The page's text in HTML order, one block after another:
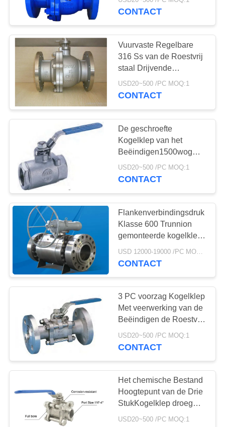
Roestvrij
staalKogelklep
de klep van de
waterpoort
18
de klep van de
roestvrij staalbol
watervleugelklep
staalKogelklep 150LB
CONTACT
Vuurvaste Regelbare
316 Ss van de Roestvrij
staal Drijvende
Kogelklep Kogelklep
USD20~500 /PC MOQ:1
CONTACT
De geschroefte
Kogelklep van het
Beëindigen1500wog
Roestvrije staal met
Sluitenapparaat
USD20~500 /PC MOQ:1
CONTACT
Flankenverbindingsdruk
Klasse 600 Trunnion
gemonteerde kogelklep
Worm Bevel Gearbox
Brandvast Antistatisch
CONTACT
3 PC voorzag Kogelklep
Met veerwerking van de
Beëindigen de Roestvrij
staal Ingepaste
Kogelklep van een flens
USD20~500 /PC MOQ:1
CONTACT
Het chemische Bestand
Hoogtepunt van de Drie
StukKogelklep droeg
Titanium of Ss Materiaal
USD20~500 /PC MOQ:1